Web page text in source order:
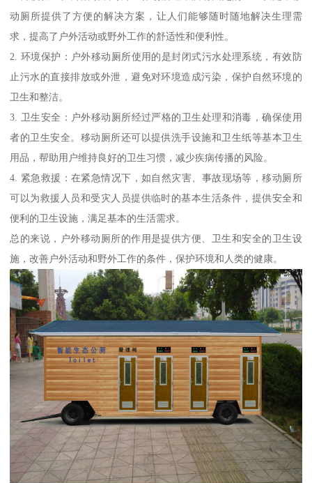
动厕所提供了方便的解决方案，让人们能够随时随地解决生理需
求，提高了户外活动或野外工作的舒适性和便利性。
2. 环境保护：户外移动厕所使用的是封闭式污水处理系统，有效防
止污水的直接排放或外泄，避免对环境造成污染，保护自然环境的
卫生和整洁。
3. 卫生安全：户外移动厕所经过严格的卫生处理和消毒，确保使用
者的卫生安全。移动厕所还可以提供洗手设施和卫生纸等基本卫生
用品，帮助用户维持良好的卫生习惯，减少疾病传播的风险。
4. 紧急救援：在紧急情况下，如自然灾害、事故现场等，移动厕所
可以为救援人员和受灾人员提供临时的基本生活条件，提供安全和
便利的卫生设施，满足基本的生活需求。
总的来说，户外移动厕所的作用是提供方便、卫生和安全的卫生设
施，改善户外活动和野外工作的条件，保护环境和人类的健康。